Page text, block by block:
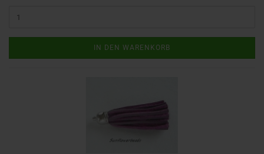
IN DEN WARENKORB